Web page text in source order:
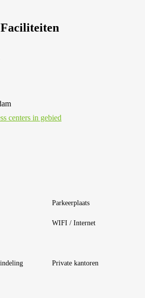
centers in gebied
Parkeerplaats
WIFI / Internet
Private kantoren